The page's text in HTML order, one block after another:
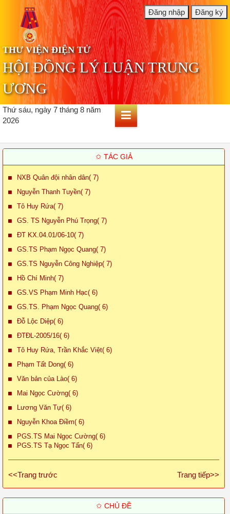
THƯ VIỆN ĐIỆN TỬ
HỘI ĐỒNG LÝ LUẬN TRUNG
ƯƠNG
Thứ sáu, ngày 7 tháng 8 năm
2026
✩ TÁC GIẢ
NXB Quân đội nhân dân( 7)
Nguyễn Thanh Tuyền( 7)
Tô Huy Rứa( 7)
GS. TS Nguyễn Phú Trọng( 7)
ĐT KX.04.01/06-10( 7)
GS.TS Phạm Ngọc Quang( 7)
GS.TS Nguyễn Công Nghiệp( 7)
Hồ Chí Minh( 7)
GS.VS Phạm Minh Hạc( 6)
GS.TS. Phạm Ngọc Quang( 6)
Đỗ Lộc Diệp( 6)
ĐTĐL-2005/16( 6)
Tô Huy Rứa, Trần Khắc Việt( 6)
Phạm Tất Dong( 6)
Văn bản của Lào( 6)
Mai Ngọc Cường( 6)
Lương Văn Tự( 6)
Nguyễn Khoa Điềm( 6)
PGS.TS Mai Ngọc Cường( 6)
PGS.TS Tạ Ngọc Tấn( 6)
<<Trang trước Trang tiếp>>
✩ CHỦ ĐỀ